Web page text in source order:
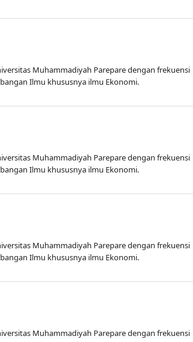
Muhammadiyah Parepare dengan frekuensi
Ilmu khususnya ilmu Ekonomi.
Muhammadiyah Parepare dengan frekuensi
Ilmu khususnya ilmu Ekonomi.
Muhammadiyah Parepare dengan frekuensi
Ilmu khususnya ilmu Ekonomi.
Muhammadiyah Parepare dengan frekuensi